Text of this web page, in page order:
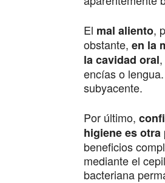
El mal aliento,
obstante, en la
la cavidad oral
encías o
subyacente.
Por último,
higiene es
beneficios
mediante el
bacteriana